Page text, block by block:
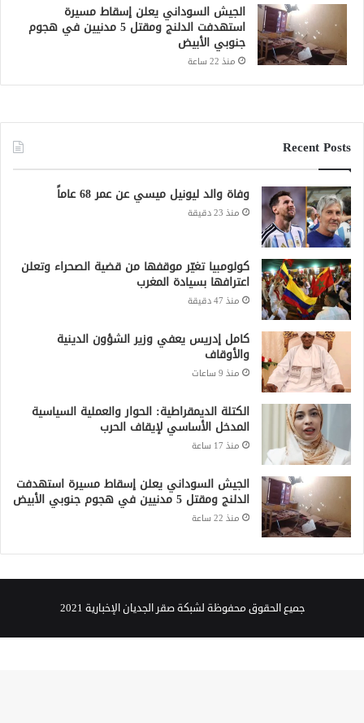
الجيش السوداني يعلن إسقاط مسيرة
استهدفت الدلنج ومقتل 5 مدنيين في هجوم
جنوبي الأبيض
منذ 22 ساعة
Recent Posts
وفاة والد ليونيل ميسي عن عمر 68 عاماً
منذ 23 دقيقة
كولومبيا تغيّر موقفها من قضية الصحراء وتعلن
اعترافها بسيادة المغرب
منذ 47 دقيقة
كامل إدريس يعفي وزير الشؤون الدينية
والأوقاف
منذ 9 ساعات
الكتلة الديمقراطية: الحوار والعملية السياسية
المدخل الأساسي لإيقاف الحرب
منذ 17 ساعة
الجيش السوداني يعلن إسقاط مسيرة استهدفت
الدلنج ومقتل 5 مدنيين في هجوم جنوبي الأبيض
منذ 22 ساعة
جميع الحقوق محفوظة لشبكة صقر الجديان الإخبارية 2021